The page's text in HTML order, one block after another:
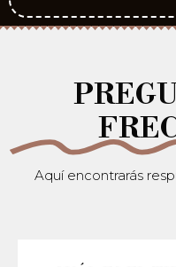
Aquí encontrarás